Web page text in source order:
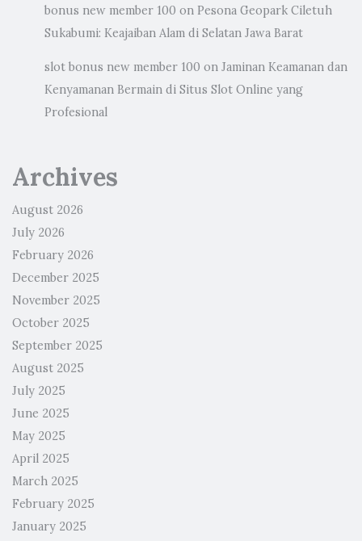
bonus new member 100 on Pesona Geopark Ciletuh
Sukabumi: Keajaiban Alam di Selatan Jawa Barat
slot bonus new member 100 on Jaminan Keamanan dan
Kenyamanan Bermain di Situs Slot Online yang
Profesional
Archives
August 2026
July 2026
February 2026
December 2025
November 2025
October 2025
September 2025
August 2025
July 2025
June 2025
May 2025
April 2025
March 2025
February 2025
January 2025